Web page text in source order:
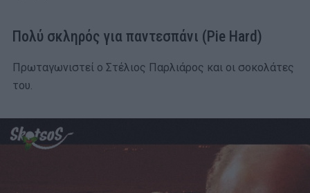
Πολύ σκληρός για παντεσπάνι (Pie Hard)
Πρωταγωνιστεί ο Στέλιος Παρλιάρος και οι σοκολάτες
του.